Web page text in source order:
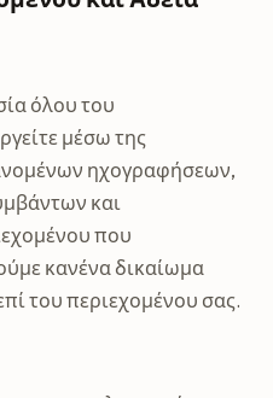
όλου του
μέσω της
ηχογραφήσεων,
και
που
κανένα δικαίωμα
του περιεχομένου σας.